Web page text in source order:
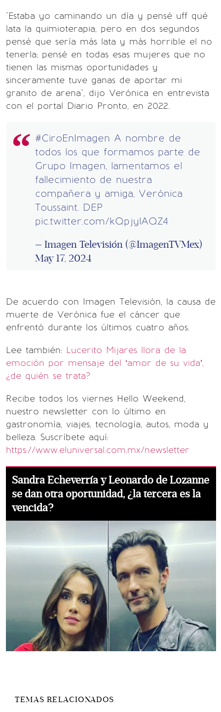
"Estaba yo caminando un día y pensé uff qué
lata la quimioterapia, pero en dos segundos
pensé que sería más lata y más horrible el no
tenerla; pensé en todas esas mujeres que no
tienen las mismas oportunidades y
sinceramente tuve ganas de aportar mi
granito de arena", dijo Verónica en entrevista
con el portal Diario Pronto, en 2022.
#CiroEnImagen A nombre de
todos los que formamos parte de
Grupo Imagen, lamentamos el
fallecimiento de nuestra
compañera y amiga, Verónica
Toussaint. DEP
pic.twitter.com/kQpjylAQZ4
— Imagen Televisión (@ImagenTVMex)
May 17, 2024
De acuerdo con Imagen Televisión, la causa de
muerte de Verónica fue el cáncer que
enfrentó durante los últimos cuatro años.
Lee también: Lucerito Mijares llora de la
emoción por mensaje del ‘amor de su vida’,
¿de quién se trata?
Recibe todos los viernes Hello Weekend,
nuestro newsletter con lo último en
gastronomía, viajes, tecnología, autos, moda y
belleza. Suscríbete aquí:
https://www.eluniversal.com.mx/newsletter
Sandra Echeverría y Leonardo de Lozanne
se dan otra oportunidad, ¿la tercera es la
vencida?
TEMAS RELACIONADOS